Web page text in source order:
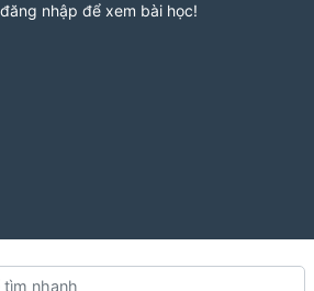
nhập để xem bài học!